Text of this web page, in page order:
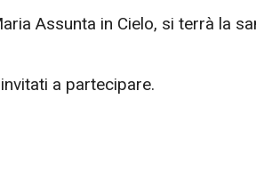
Assunta in Cielo, si terrà la
a partecipare.